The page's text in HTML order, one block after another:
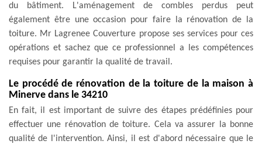
du bâtiment. L'aménagement de combles perdus peut
également être une occasion pour faire la rénovation de la
toiture. Mr Lagrenee Couverture propose ses services pour ces
opérations et sachez que ce professionnel a les compétences
requises pour garantir la qualité de travail.
Le procédé de rénovation de la toiture de la maison à
Minerve dans le 34210
En fait, il est important de suivre des étapes prédéfinies pour
effectuer une rénovation de toiture. Cela va assurer la bonne
qualité de l'intervention. Ainsi, il est d'abord nécessaire que le